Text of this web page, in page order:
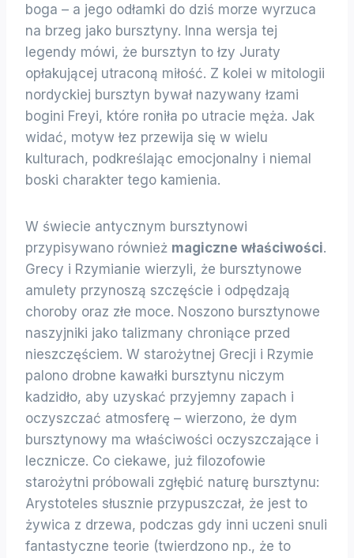
boga – a jego odłamki do dziś morze wyrzuca
na brzeg jako bursztyny. Inna wersja tej
legendy mówi, że bursztyn to łzy Juraty
opłakującej utraconą miłość. Z kolei w mitologii
nordyckiej bursztyn bywał nazywany łzami
bogini Freyi, które roniła po utracie męża. Jak
widać, motyw łez przewija się w wielu
kulturach, podkreślając emocjonalny i niemal
boski charakter tego kamienia.
W świecie antycznym bursztynowi
przypisywano również magiczne właściwości.
Grecy i Rzymianie wierzyli, że bursztynowe
amulety przynoszą szczęście i odpędzają
choroby oraz złe moce. Noszono bursztynowe
naszyjniki jako talizmany chroniące przed
nieszczęściem. W starożytnej Grecji i Rzymie
palono drobne kawałki bursztynu niczym
kadzidło, aby uzyskać przyjemny zapach i
oczyszczać atmosferę – wierzono, że dym
bursztynowy ma właściwości oczyszczające i
lecznicze. Co ciekawe, już filozofowie
starożytni próbowali zgłębić naturę bursztynu:
Arystoteles słusznie przypuszczał, że jest to
żywica z drzewa, podczas gdy inni uczeni snuli
fantastyczne teorie (twierdzono np., że to